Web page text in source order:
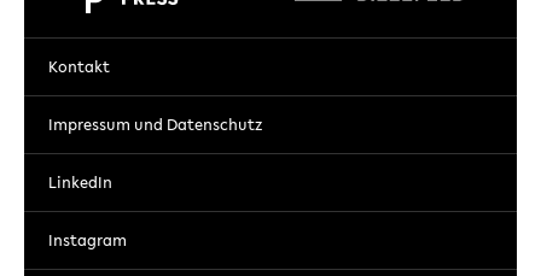
Kontakt
Impressum und Datenschutz
LinkedIn
Instagram